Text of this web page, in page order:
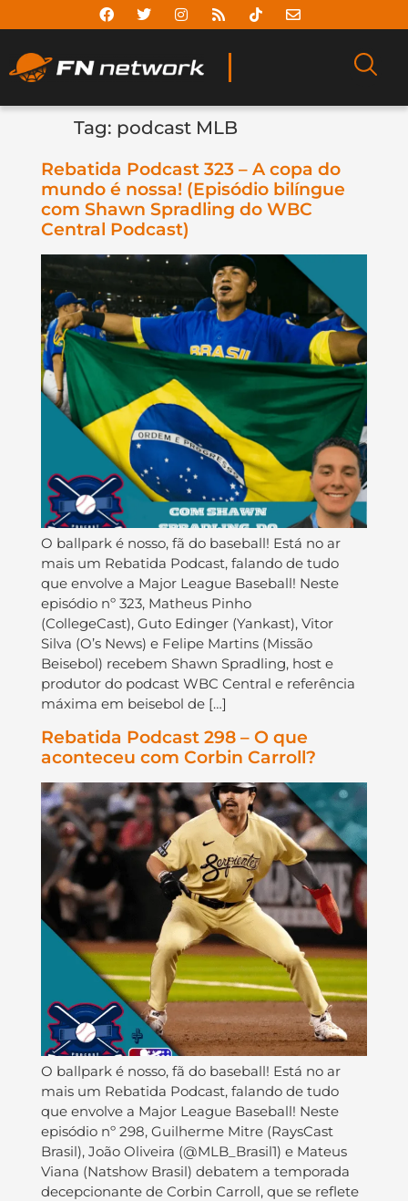
Tag: podcast MLB
Rebatida Podcast 323 – A copa do
mundo é nossa! (Episódio bilíngue
com Shawn Spradling do WBC
Central Podcast)
O ballpark é nosso, fã do baseball! Está no ar
mais um Rebatida Podcast, falando de tudo
que envolve a Major League Baseball! Neste
episódio nº 323, Matheus Pinho
(CollegeCast), Guto Edinger (Yankast), Vitor
Silva (O’s News) e Felipe Martins (Missão
Beisebol) recebem Shawn Spradling, host e
produtor do podcast WBC Central e referência
máxima em beisebol de […]
Rebatida Podcast 298 – O que
aconteceu com Corbin Carroll?
O ballpark é nosso, fã do baseball! Está no ar
mais um Rebatida Podcast, falando de tudo
que envolve a Major League Baseball! Neste
episódio nº 298, Guilherme Mitre (RaysCast
Brasil), João Oliveira (@MLB_Brasil1) e Mateus
Viana (Natshow Brasil) debatem a temporada
decepcionante de Corbin Carroll, que se reflete